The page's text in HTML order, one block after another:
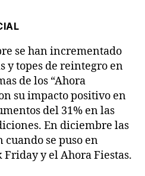
se han incrementado
y topes de reintegro en
de los “Ahora
su impacto positivo en
del 31% en las
En diciembre las
cuando se puso en
y el Ahora Fiestas.